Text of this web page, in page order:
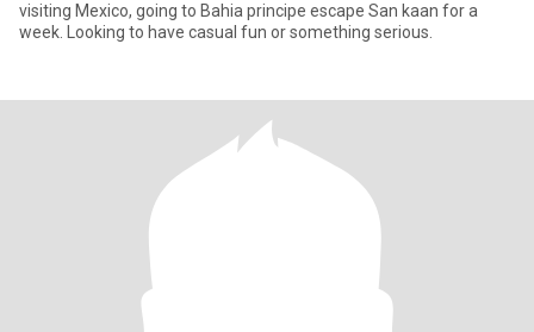
visiting Mexico, going to Bahia principe escape San kaan for a
week. Looking to have casual fun or something serious.